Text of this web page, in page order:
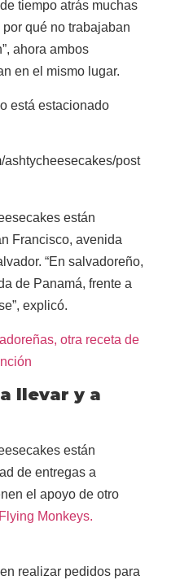
tiempo atrás muchas
qué no trabajaban
ahora ambos
en el mismo lugar.
está estacionado
ashtycheesecakes/post
están
Francisco, avenida
“En salvadoreño,
de Panamá, frente a
explicó.
otra receta de
llevar y a
están
de entregas a
el apoyo de otro
Flying Monkeys.
realizar pedidos para